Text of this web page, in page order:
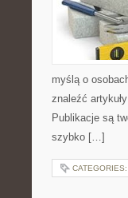
myślą o
znaleźć
Publikacje są
szybko […]
CATEGORIES: